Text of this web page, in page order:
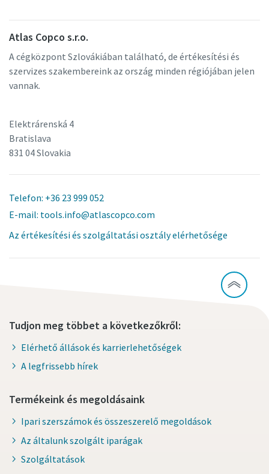
Atlas Copco s.r.o.
A cégközpont Szlovákiában található, de értékesítési és
szervizes szakembereink az ország minden régiójában jelen
vannak.
Elektrárenská 4
Bratislava
831 04 Slovakia
Telefon: +36 23 999 052
E-mail: tools.info@atlascopco.com
Az értékesítési és szolgáltatási osztály elérhetősége
Tudjon meg többet a következőkről:
Elérhető állások és karrierlehetőségek
A legfrissebb hírek
Termékeink és megoldásaink
Ipari szerszámok és összeszerelő megoldások
Az általunk szolgált iparágak
Szolgáltatások